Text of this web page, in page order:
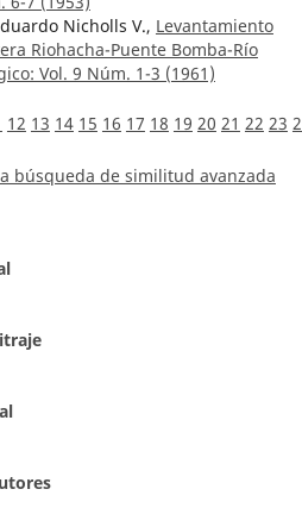
Nicholls V., Levantamiento
Riohacha-Puente Bomba-Río
Vol. 9 Núm. 1-3 (1961)
12 13 14 15 16 17 18 19 20 21 22 23
búsqueda de similitud avanzada